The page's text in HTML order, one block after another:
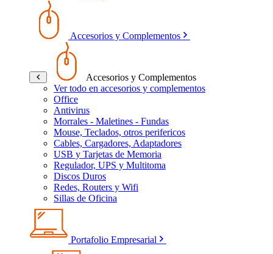
Accesorios y Complementos
Accesorios y Complementos
Ver todo en accesorios y complementos
Office
Antivirus
Morrales - Maletines - Fundas
Mouse, Teclados, otros perifericos
Cables, Cargadores, Adaptadores
USB y Tarjetas de Memoria
Regulador, UPS y Multitoma
Discos Duros
Redes, Routers y Wifi
Sillas de Oficina
Portafolio Empresarial